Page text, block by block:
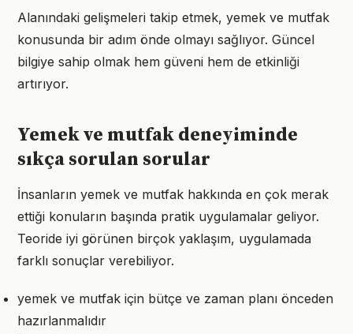
Alanındaki gelişmeleri takip etmek, yemek ve mutfak
konusunda bir adım önde olmayı sağlıyor. Güncel
bilgiye sahip olmak hem güveni hem de etkinliği
artırıyor.
Yemek ve mutfak deneyiminde
sıkça sorulan sorular
İnsanların yemek ve mutfak hakkında en çok merak
ettiği konuların başında pratik uygulamalar geliyor.
Teoride iyi görünen birçok yaklaşım, uygulamada
farklı sonuçlar verebiliyor.
yemek ve mutfak için bütçe ve zaman planı önceden
hazırlanmalıdır